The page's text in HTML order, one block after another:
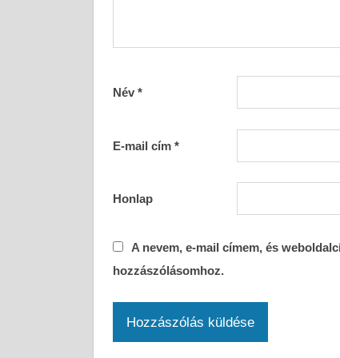
Név *
E-mail cím *
Honlap
A nevem, e-mail címem, és
hozzászólásomhoz.